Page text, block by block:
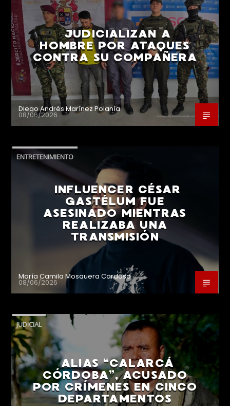
JUDICIALIZAN A
HOMBRE POR ATAQUES
CONTRA SU COMPAÑERA
Diego Andrés Marínez Polanía
08/06/2026
ENTRETENIMIENTO
INFLUENCER CÉSAR
GASTÉLUM FUE
ASESINADO MIENTRAS
REALIZABA UNA
TRANSMISIÓN
María Camila Mosquera Cardoso
08/06/2026
JUDICIAL
ALIAS “CALARCÁ
CÓRDOBA”, ACUSADO
POR CRÍMENES EN CINCO
DEPARTAMENTOS